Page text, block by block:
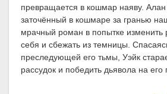
превращается в кошмар наяву.
заточённый в кошмаре за гранью
мрачный роман в попытке изменить
себя и сбежать из темницы.
преследующей его тьмы, Уэйк
рассудок и победить дьявола на его